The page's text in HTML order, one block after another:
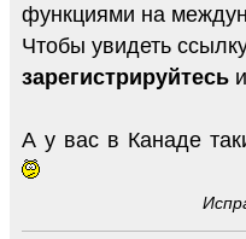
функциями на
Чтобы увидеть
зарегистрируйтесь
А у вас в Канаде